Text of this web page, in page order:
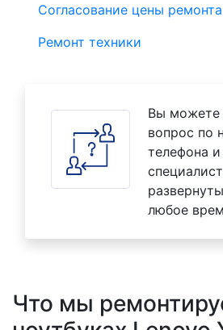
Согласование цены ремонта
Ремонт техники
Вы можете
вопрос по
телефона
любое
Что мы